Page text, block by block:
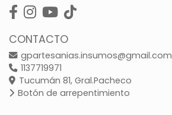
CONTACTO
gpartesanias.insumos@gmail.com
1137719971
Tucumán 81, Gral.Pacheco
Botón de arrepentimiento